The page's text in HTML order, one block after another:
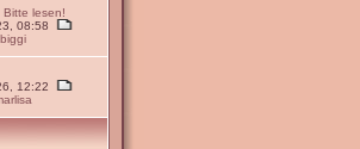
Bitte lesen!
08:58
biggi
12:22